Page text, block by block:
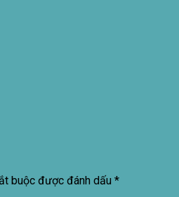
buộc được đánh dấu *